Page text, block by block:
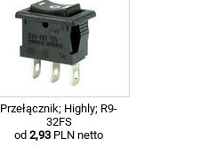
Przełącznik; Highly; R9-
32FS
od 2,93 PLN netto